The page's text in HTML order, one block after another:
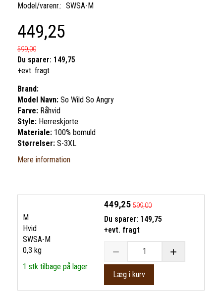
Model/varenr.: SWSA-M
449,25
599,00
Du sparer: 149,75
+evt. fragt
Brand:
Model Navn: So Wild So Angry
Farve: Råhvid
Style: Herreskjorte
Materiale: 100% bomuld
Størrelser: S-3XL
Mere information
M
Hvid
SWSA-M
0,3 kg
1 stk tilbage på lager
449,25 599,00
Du sparer: 149,75
+evt. fragt
Læg i kurv